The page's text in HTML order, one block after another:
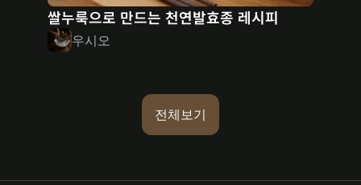
쌀누룩으로 만드는 천연발효종 레시피
우시오
전체보기